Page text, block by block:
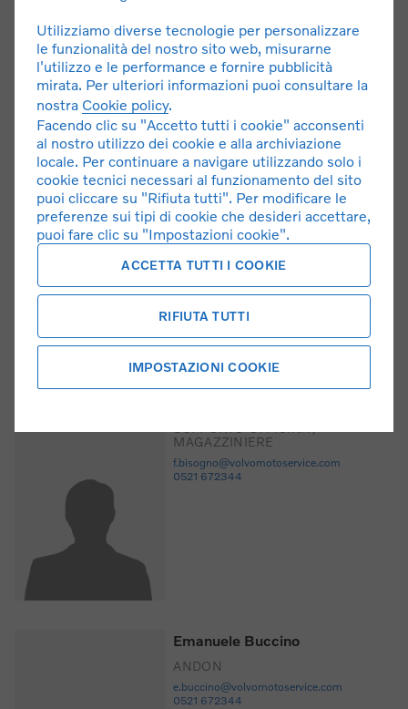
Marco Occozzoli
RESPONSABILE MAGAZZINO
m.occozzoli@volvomotoservice.com
0521 672344
MAGAZZINIERE
f.bisogno@volvomotoservice.com
0521 672344
Emanuele Buccino
ANDON
e.buccino@volvomotoservice.com
0521 672344
Utilizziamo diverse tecnologie per personalizzare
le funzionalità del nostro sito web, misurarne
l'utilizzo e le performance e fornire pubblicità
mirata. Per ulteriori informazioni puoi consultare la
nostra Cookie policy.
Facendo clic su "Accetto tutti i cookie" acconsenti
al nostro utilizzo dei cookie e alla archiviazione
locale. Per continuare a navigare utilizzando solo i
cookie tecnici necessari al funzionamento del sito
puoi cliccare su "Rifiuta tutti". Per modificare le
preferenze sui tipi di cookie che desideri accettare,
puoi fare clic su "Impostazioni cookie".
ACCETTA TUTTI I COOKIE
RIFIUTA TUTTI
IMPOSTAZIONI COOKIE